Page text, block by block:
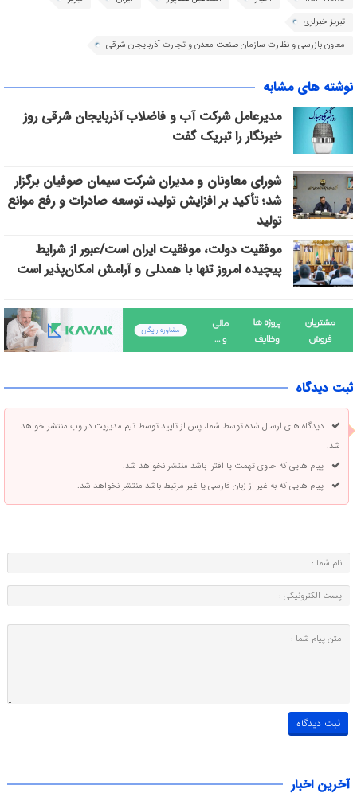
تبریز خبرلری
معاون بازرسی و نظارت سازمان صنعت معدن و تجارت آذربایجان شرقی
نوشته های مشابه
مدیرعامل شرکت آب و فاضلاب آذربایجان شرقی روز
خبرنگار را تبریک گفت
شورای معاونان و مدیران شرکت سیمان صوفیان برگزار
شد؛ تأکید بر افزایش تولید، توسعه صادرات و رفع موانع
تولید
موفقیت دولت، موفقیت ایران است/عبور از شرایط
پیچیده امروز تنها با همدلی و آرامش امکان‌پذیر است
ثبت دیدگاه
دیدگاه های ارسال شده توسط شما، پس از تایید توسط تیم مدیریت در وب منتشر خواهد
شد.
پیام هایی که حاوی تهمت یا افترا باشد منتشر نخواهد شد.
پیام هایی که به غیر از زبان فارسی یا غیر مرتبط باشد منتشر نخواهد شد.
آخرین اخبار